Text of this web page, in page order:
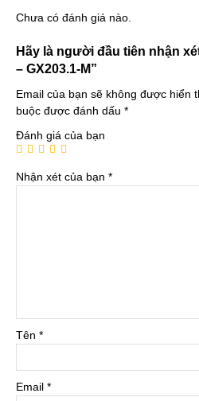
Chưa có đánh giá nào.
Hãy là người đầu tiên nhận
– GX203.1-M”
Email của bạn sẽ không được hiển
buộc được đánh dấu *
Đánh giá của bạn
Nhận xét của bạn *
Tên *
Email *